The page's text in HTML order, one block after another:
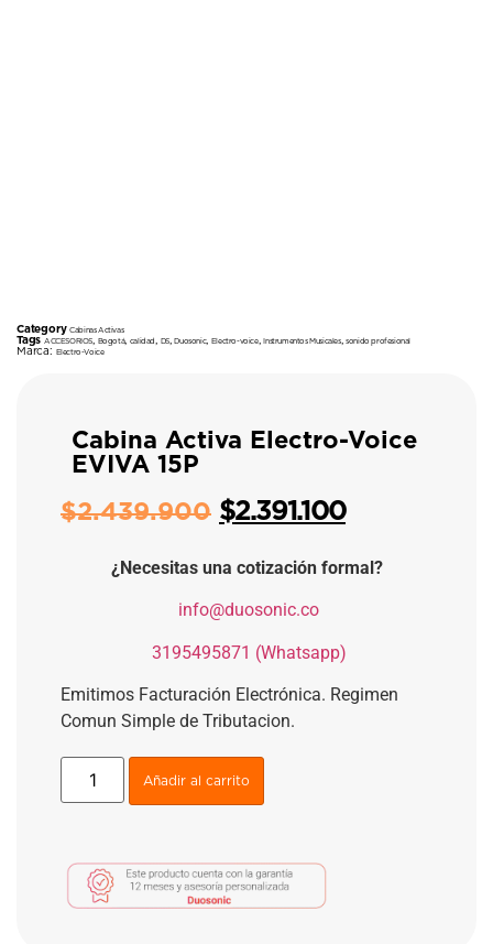
Category Cabinas Activas
Tags ACCESORIOS Bogotá, calidad DS,Duosonic, Electro-voice,Instrumentos Musicales,sonido profesional
Marca: Electro-Voice
Cabina Activa Electro-Voice
EVIVA 15P
$2.439.900 $2.391.100
¿Necesitas una cotización formal?
info@duosonic.co
3195495871 (Whatsapp)
Emitimos Facturación Electrónica. Regimen
Comun Simple de Tributacion.
Añadir al carrito